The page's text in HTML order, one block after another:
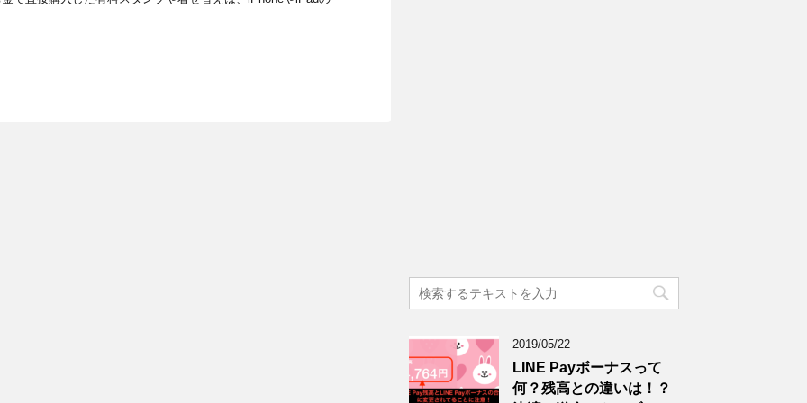
2019/05/22
LINE Payボーナスって
何？残高との違いは！？